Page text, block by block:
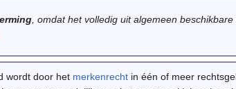
, omdat het volledig uit algemeen
wordt door het merkenrecht in één of meer